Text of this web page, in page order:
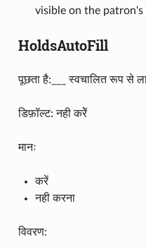
visible on the patron's
HoldsAutoFill
पूछता है:___ स्वचालित रूप से
डिफ़ॉल्ट: नही करेें
मानः
करें
नही करना
विवरण: